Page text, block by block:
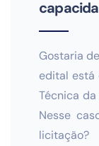
Gostaria
edital está
Técnica
Nesse
licitação?